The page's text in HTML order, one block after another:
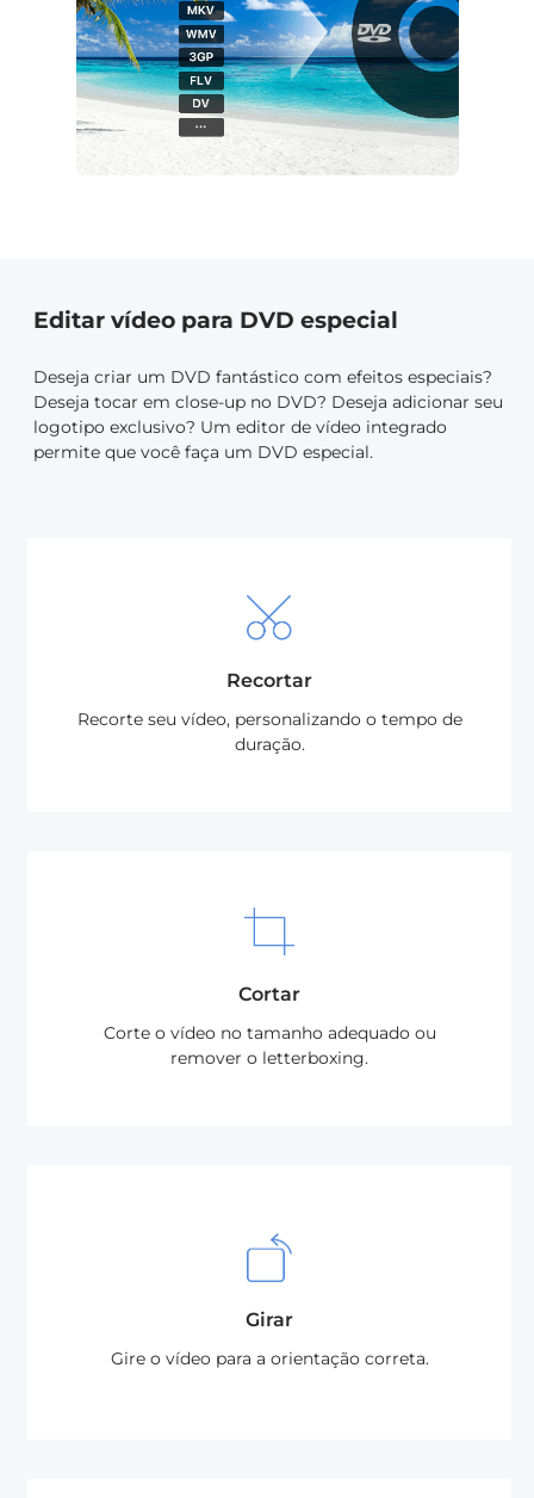
Editar vídeo para DVD especial
Deseja criar um DVD fantástico com efeitos especiais?
Deseja tocar em close-up no DVD? Deseja adicionar seu
logotipo exclusivo? Um editor de vídeo integrado
permite que você faça um DVD especial.
Recortar
Recorte seu vídeo, personalizando o tempo de
duração.
Cortar
Corte o vídeo no tamanho adequado ou
remover o letterboxing.
Girar
Gire o vídeo para a orientação correta.